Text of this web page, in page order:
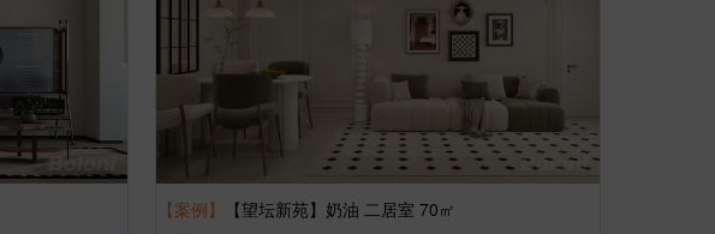
【案例】 【望坛新苑】奶油 二居室 70㎡